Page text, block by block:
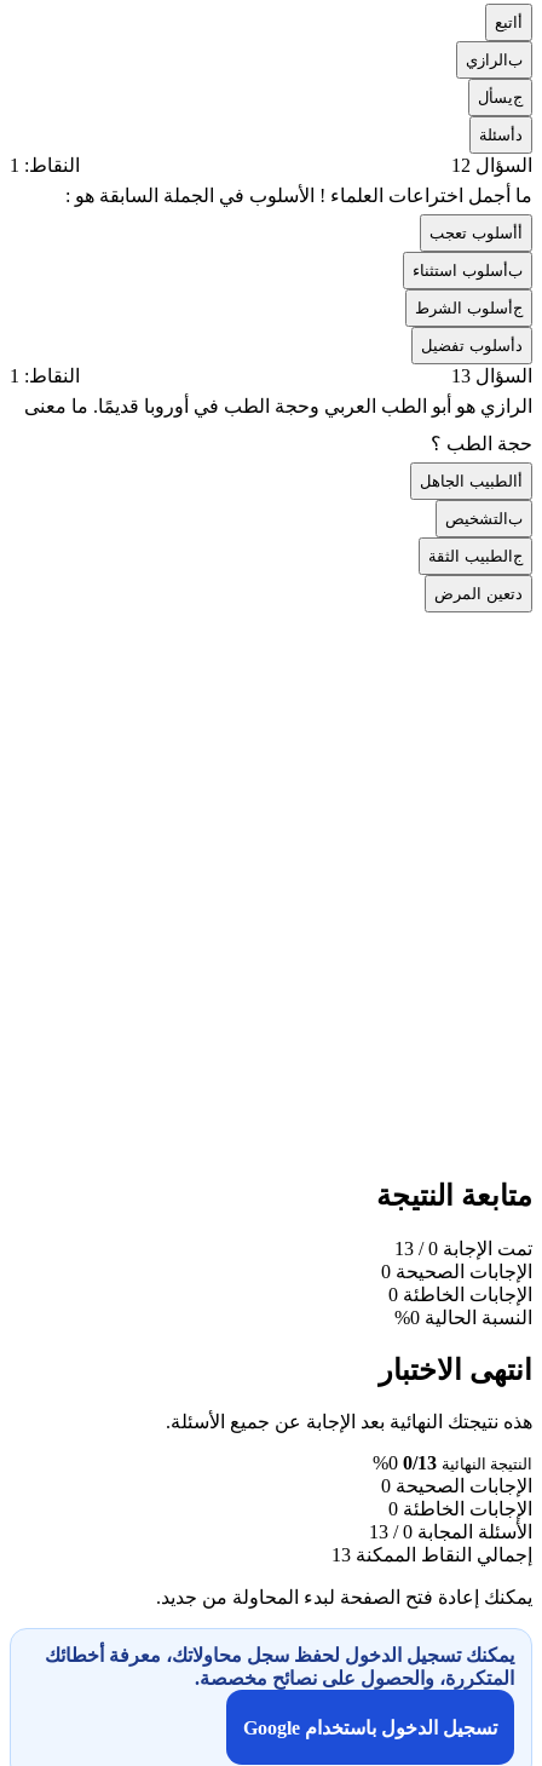
اتبع
بالرازي
جيسأل
أسئلة
السؤال 12
النقاط: 1
ما أجمل اختراعات العلماء ! الأسلوب في الجملة السابقة هو :
أسلوب تعجب
بأسلوب استثناء
جأسلوب الشرط
أسلوب تفضيل
السؤال 13
النقاط: 1
الرازي هو أبو الطب العربي وحجة الطب في أوروبا قديمًا. ما معنى
حجة الطب ؟
الطبيب الجاهل
بالتشخيص
جالطبيب الثقة
تعين المرض
متابعة النتيجة
تمت الإجابة 0
/ 13
الإجابات الصحيحة 0
الإجابات الخاطئة 0
النسبة الحالية 0%
انتهى الاختبار
هذه نتيجتك النهائية بعد الإجابة عن جميع الأسئلة.
النتيجة النهائية 0/13
0%
الإجابات الصحيحة 0
الإجابات الخاطئة 0
الأسئلة المجابة 0 / 13
إجمالي النقاط الممكنة 13
يمكنك إعادة فتح الصفحة لبدء المحاولة من جديد.
يمكنك تسجيل الدخول لحفظ سجل محاولاتك، معرفة أخطائك
المتكررة، والحصول على نصائح مخصصة.
تسجيل الدخول باستخدام Google